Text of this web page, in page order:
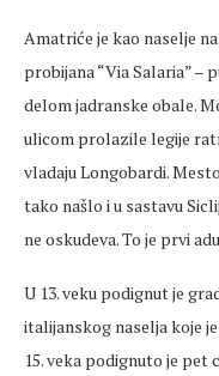
Amatriće je kao naselje
probijana “Via Salaria” –
delom jadranske obale.
ulicom prolazile legije
vladaju Longobardi.
tako našlo i u sastavu
ne oskudeva. To je prvi
U 13. veku podignut je
italijanskog naselja koje
15. veka podignuto je pet